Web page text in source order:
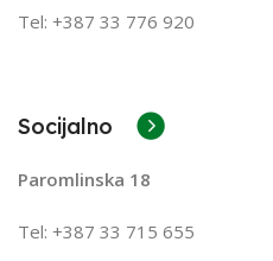
Tel: +387 33 776 920
Socijalno
Paromlinska 18
Tel: +387 33 715 655